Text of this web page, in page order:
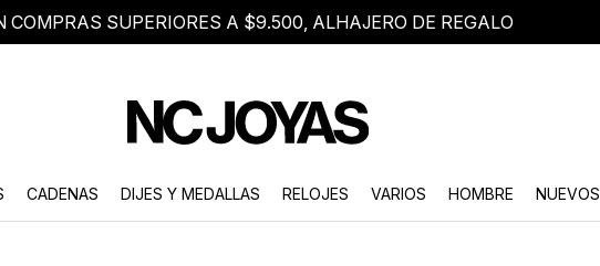
COMPRAS SUPERIORES A $9.500, ALHAJERO DE REGALO
CADENAS DIJES Y MEDALLAS RELOJES VARIOS HOMBRE NUEVOS